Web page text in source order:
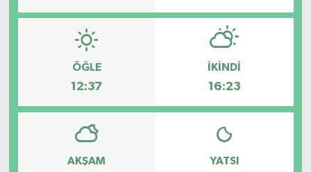
ÖĞLE
12:37
İKINDI
16:23
AKŞAM YATSI